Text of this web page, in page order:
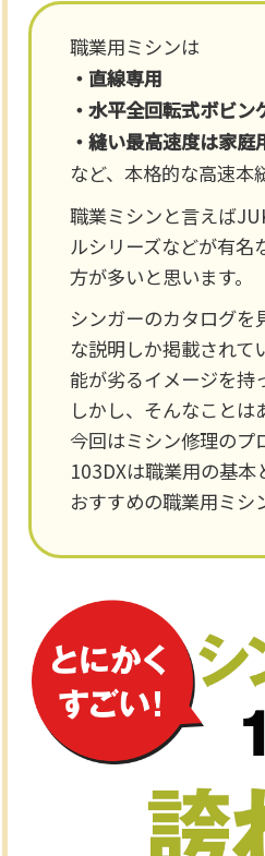
職業用ミシンは
・直線専用
・水平全回転式ボビン
・縫い最高速度は家
など、本格的な高速本
職業ミシンと言えば
ルシリーズなどが有名
方が多いと思います。
シンガーのカタログを
な説明しか掲載され
能が劣るイメージを持
しかし、そんなことは
今回はミシン修理のプ
103DXは職業用の基
おすすめの職業用ミシ